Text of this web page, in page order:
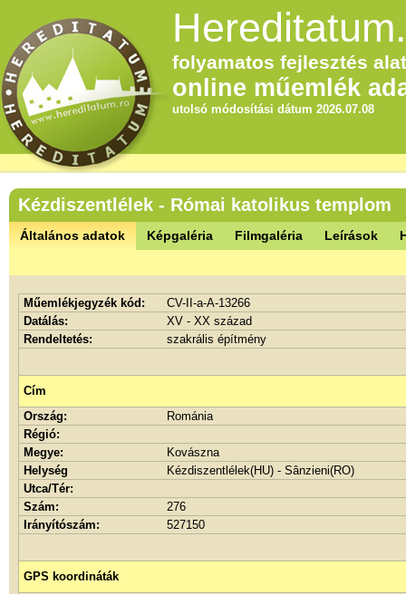
folyamatos fejlesztés
online műemlék
utolsó módosítási dátum 2026.07.08
Kézdiszentlélek - Római katolikus templom
Általános adatok Képgaléria Filmgaléria Leírások
Műemlékjegyzék kód:
CV-II-a-A-13266
Datálás:
XV - XX század
Rendeltetés:
szakrális építmény
Cím
Ország:
Románia
Régió:
Megye:
Kovászna
Helység
Kézdiszentlélek(HU) - Sânzieni(RO)
Utca/Tér:
Szám:
276
Irányítószám:
527150
GPS koordináták